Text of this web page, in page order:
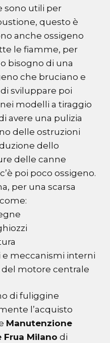
sono utili per
questo è
anche ossigeno
le fiamme, per
bisogno di una
che bruciano e
sviluppare poi
modelli a tiraggio
avere una pulizia
delle ostruzioni
dello
delle canne
poi poco ossigeno.
per una scarsa
e meccanismi interni
motore centrale
di fuliggine
l’acquisto
Manutenzione
Frua Milano di